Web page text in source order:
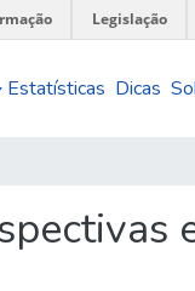
Legislação
Estatísticas Dicas